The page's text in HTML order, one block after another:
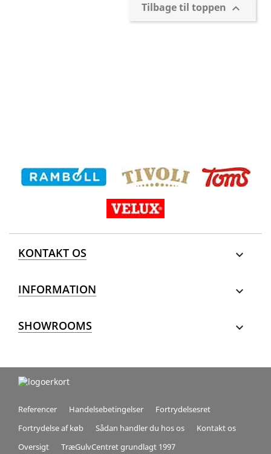
Tilbage til toppen 
KONTAKT OS 
INFORMATION 
SHOWROOMS 
Referencer Handelsebetingelser
Fortrydelsesret
Fortrydelse af køb
Sådan handler du hos os
Kontakt os
Oversigt
TræGulvCentret grundlagt 1997